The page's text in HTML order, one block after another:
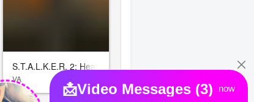
S.T.A.L.K.E.R. 2: Heart of Chornobyl
VA